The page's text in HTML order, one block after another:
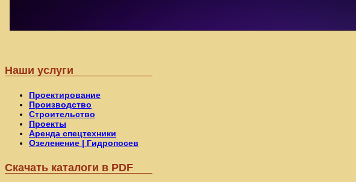
Наши услуги
Проектирование
Производство
Строительство
Проекты
Аренда спецтехники
Озеленение | Гидропосев
Скачать каталоги в PDF